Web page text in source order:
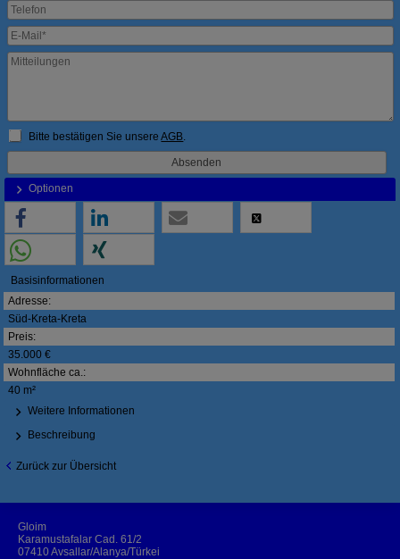
Bitte bestätigen Sie unsereAGB
Optionen
Basisinformationen
Adresse:
Süd-Kreta-Kreta
Preis:
35.000 €
Wohnfläche ca.:
40 m²
Weitere Informationen
Beschreibung
Zurück zur Übersicht
Gloim
Karamustafalar Cad. 61/2
07410 Avsallar/Alanya/Türkei